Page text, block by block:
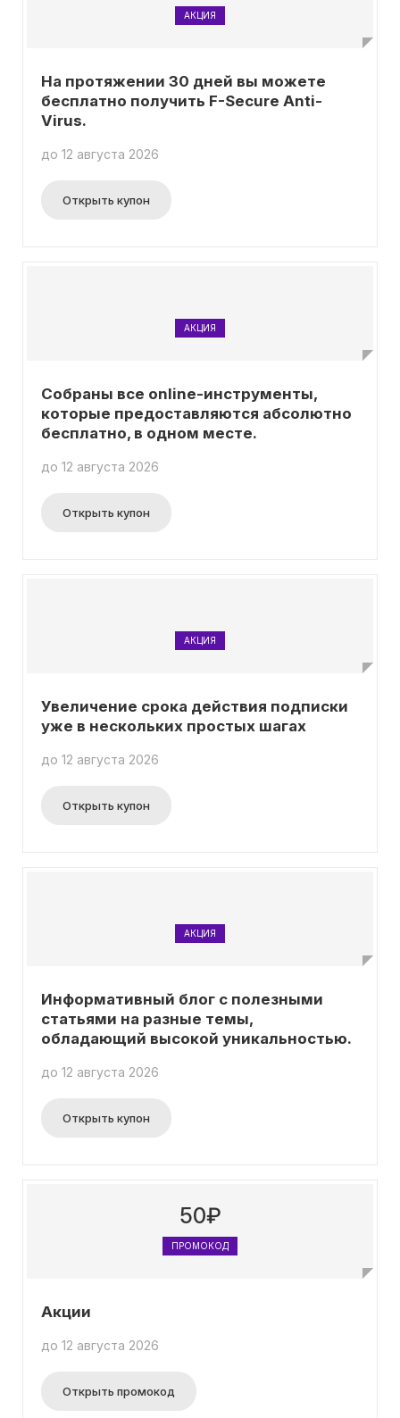
АКЦИЯ
На протяжении 30 дней вы можете
бесплатно получить F-Secure Anti-
Virus.
до 12 августа 2026
Открыть купон
АКЦИЯ
Собраны все online-инструменты,
которые предоставляются абсолютно
бесплатно, в одном месте.
до 12 августа 2026
Открыть купон
АКЦИЯ
Увеличение срока действия подписки
уже в нескольких простых шагах
до 12 августа 2026
Открыть купон
АКЦИЯ
Информативный блог с полезными
статьями на разные темы,
обладающий высокой уникальностью.
до 12 августа 2026
Открыть купон
50₽
ПРОМОКОД
Акции
до 12 августа 2026
Открыть промокод